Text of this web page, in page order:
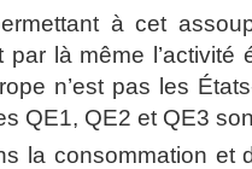
à cet
par là même
n’est pas les
QE1, QE2 et QE3
la consommation et